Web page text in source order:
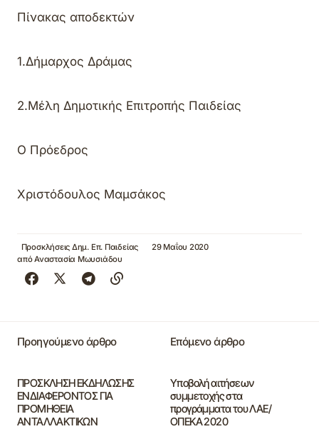
Πίνακας αποδεκτών
1.Δήμαρχος Δράμας
2.Mέλη Δημοτικής Επιτροπής Παιδείας
Ο Πρόεδρος
Χριστόδουλος Μαμσάκος
Προσκλήσεις Δημ. Επ. Παιδείας
29 Μαΐου 2020
απόΑναστασία Μωυσιάδου
Προηγούμενο άρθρο
ΠΡΟΣΚΛΗΣΗ ΕΚΔΗΛΩΣΗΣ
ΕΝΔΙΑΦΕΡΟΝΤΟΣ ΓΙΑ
ΠΡΟΜΗΘΕΙΑ
ΑΝΤΑΛΛΑΚΤΙΚΩΝ
Επόμενο άρθρο
Υποβολή αιτήσεων
συμμετοχής στα
προγράμματα του ΛΑΕ/
ΟΠΕΚΑ 2020